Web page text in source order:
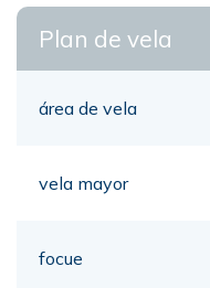
Plan de vela
área de vela
vela mayor
focue